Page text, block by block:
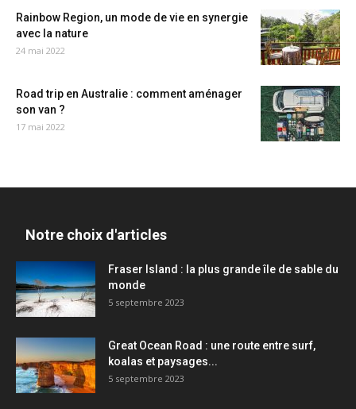
Rainbow Region, un mode de vie en synergie
avec la nature
24 mai 2022
Road trip en Australie : comment aménager
son van ?
17 mai 2022
Notre choix d'articles
Fraser Island : la plus grande île de sable du
monde
5 septembre 2023
Great Ocean Road : une route entre surf,
koalas et paysages...
5 septembre 2023